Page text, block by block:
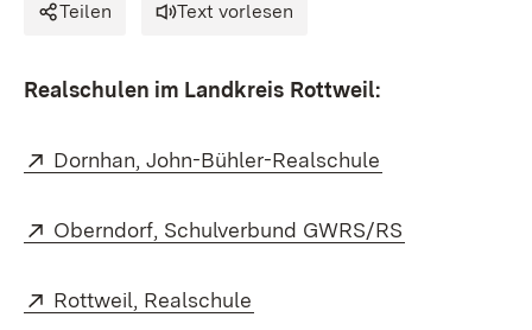
Teilen Text vorlesen
Realschulen im Landkreis Rottweil:
Extern:
Dornhan, John-Bühler-Realschule
Extern:
Oberndorf, Schulverbund GWRS/RS
Extern:
Rottweil, Realschule